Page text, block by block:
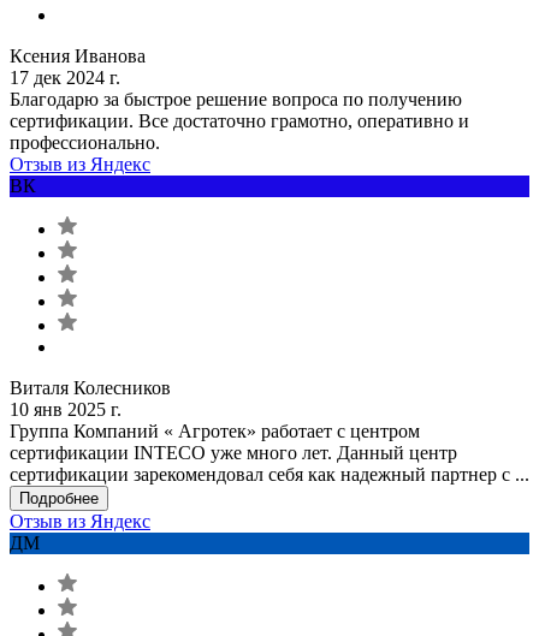
Ксения Иванова
17 дек 2024 г.
Благодарю за быстрое решение вопроса по получению
сертификации. Все достаточно грамотно, оперативно и
профессионально.
Отзыв из Яндекс
ВК
Виталя Колесников
10 янв 2025 г.
Группа Компаний « Агротек» работает с центром
сертификации INTECO уже много лет. Данный центр
сертификации зарекомендовал себя как надежный партнер с ...
Подробнее
Отзыв из Яндекс
ДМ